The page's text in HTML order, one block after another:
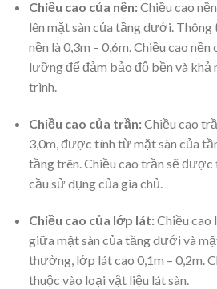
Chiều cao của nền:Chiều cao
lên mặt sàn của tầng dưới.
nền là 0,3m – 0,6m. Chiều cao
lưỡng để đảm bảo độ bền và khả
trình.
Chiều cao của trần:Chiều cao
3,0m, được tính từ mặt sàn của
tầng trên. Chiều cao trần sẽ được
cầu sử dụng của gia chủ.
Chiều cao của lớp lát:Chiều cao
giữa mặt sàn của tầng dưới và
thường, lớp lát cao 0,1m – 0,2m.
thuộc vào loại vật liệu lát sàn.